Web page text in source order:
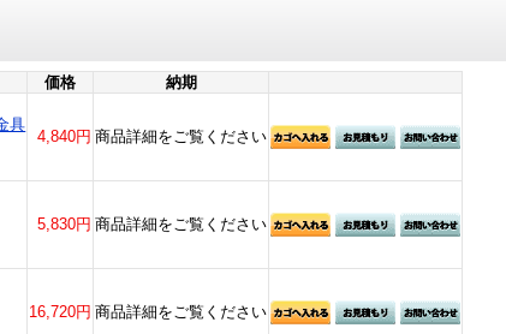
価格 納期
具
4,840円 商品詳細をご覧ください
5,830円 商品詳細をご覧ください
16,720円 商品詳細をご覧ください